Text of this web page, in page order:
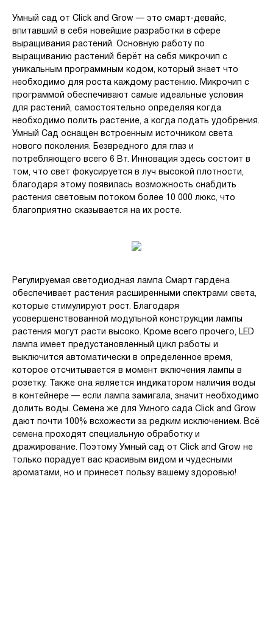
Умный сад от Click and Grow — это смарт-девайс,
впитавший в себя новейшие разработки в сфере
выращивания растений. Основную работу по
выращиванию растений берёт на себя микрочип с
уникальным программным кодом, который знает что
необходимо для роста каждому растению. Микрочип с
программой обеспечивают самые идеальные условия
для растений, самостоятельно определяя когда
необходимо полить растение, а когда подать удобрения.
Умный Сад оснащен встроенным источником света
нового поколения. Безвредного для глаз и
потребляющего всего 6 Вт. Инновация здесь состоит в
том, что свет фокусируется в луч высокой плотности,
благодаря этому появилась возможность снабдить
растения световым потоком более 10 000 люкс, что
благоприятно сказывается на их росте.
Регулируемая светодиодная лампа Смарт гардена
обеспечивает растения расширенными спектрами света,
которые стимулируют рост. Благодаря
усовершенствованной модульной конструкции лампы
растения могут расти высоко. Кроме всего прочего, LED
лампа имеет предустановленный цикл работы и
выключится автоматически в определенное время,
которое отсчитывается в момент включения лампы в
розетку. Также она является индикатором наличия воды
в контейнере — если лампа замигала, значит необходимо
долить воды. Семена же для Умного сада Click and Grow
дают почти 100% всхожести за редким исключением. Всё
семена проходят специальную обработку и
дражирование. Поэтому Умный сад от Click and Grow не
только порадует вас красивым видом и чудесными
ароматами, но и принесет пользу вашему здоровью!